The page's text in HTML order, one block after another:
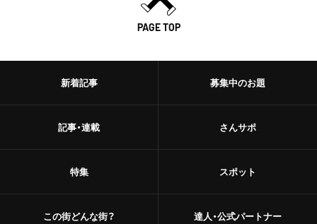
PAGE TOP
新着記事
記事・連載
特集
この街どんな街？
募集中のお題
さんサポ
スポット
達人・公式パートナー